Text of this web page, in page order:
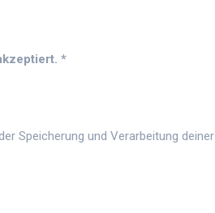
*
Speicherung und Verarbeitung deiner